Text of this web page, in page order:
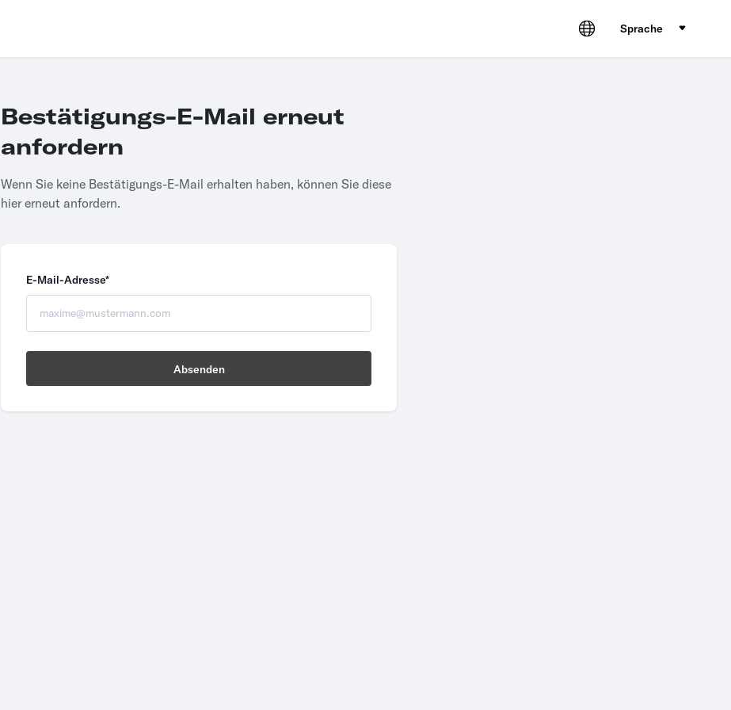
Sprache
Bestätigungs-E-Mail erneut
anfordern
Wenn Sie keine Bestätigungs-E-Mail erhalten haben, können Sie diese
hier erneut anfordern.
E-Mail-Adresse*